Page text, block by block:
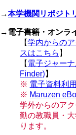
→本学機関リポジト
→ 電子書籍・オンラ
【学内からの
スはこちら 】
【 電子ジャー
Finder)】
※ 電子資料利
※ Maruzen
学外からのア
勤の教職員・
ります。